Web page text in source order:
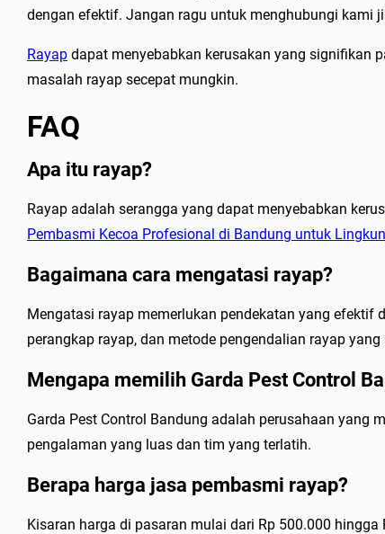
dengan efektif. Jangan ragu untuk menghubungi kami
Rayap dapat menyebabkan kerusakan yang signifikan
masalah rayap secepat mungkin.
FAQ
Apa itu rayap?
Rayap adalah serangga yang dapat menyebabkan
Pembasmi Kecoa Profesional di Bandung untuk
Bagaimana cara mengatasi rayap?
Mengatasi rayap memerlukan pendekatan yang
perangkap rayap, dan metode pengendalian rayap yang
Mengapa memilih Garda Pest Control
Garda Pest Control Bandung adalah perusahaan yang
pengalaman yang luas dan tim yang terlatih.
Berapa harga jasa pembasmi rayap?
Kisaran harga di pasaran mulai dari Rp 500.000